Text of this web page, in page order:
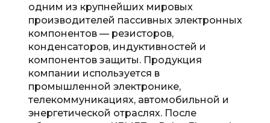
одним из крупнейших мировых
производителей пассивных электронных
компонентов — резисторов,
конденсаторов, индуктивностей и
компонентов защиты. Продукция
компании используется в
промышленной электронике,
телекоммуникациях, автомобильной и
энергетической отраслях. После